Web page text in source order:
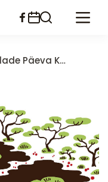
Konverents 2026: "Ah SOO!"